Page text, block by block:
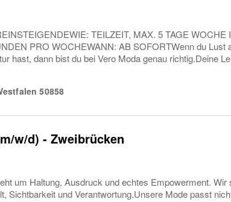
TEILZEIT, MAX. 5 TAGE WOCHE
PRO WOCHEWANN: AB SOFORTWenn du Lust
hast, dann bist du bei Vero Moda genau richtig.Deine
50858
w/d) - Zweibrücken
um Haltung, Ausdruck und echtes Empowerment. Wir
Sichtbarkeit und Verantwortung.Unsere Mode passt